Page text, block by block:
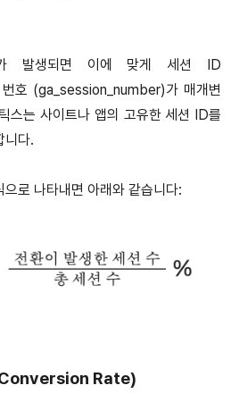
발생되면 이에 맞게 세션 ID
호 (ga_session_number)가 매개변
스는 사이트나 앱의 고유한 세션 ID를
니다.
로 나타내면 아래와 같습니다:
Conversion Rate)